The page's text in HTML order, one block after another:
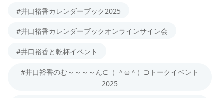
#井口裕香カレンダーブック2025
#井口裕香カレンダーブックオンラインサイン会
#井口裕香と乾杯イベント
#井口裕香のむ～～～～ん⊂（ ＾ω＾）⊃トークイベント
2025